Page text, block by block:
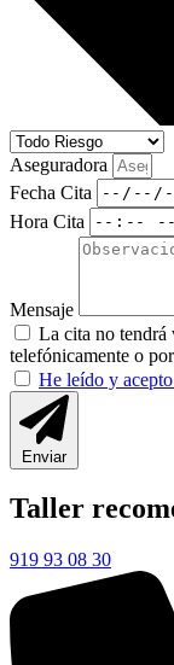
Aseguradora
Fecha Cita
Hora Cita
Mensaje
La cita no tendrá
telefónicamente o
He leído y
Enviar
Taller
919 93 08 30